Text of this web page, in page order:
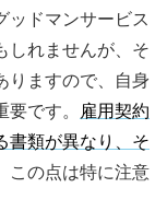
ッドマンサービス
しれませんが、そ
りますので、自身
です。
雇用契約
書類が異なり、そ
この点は特に注意